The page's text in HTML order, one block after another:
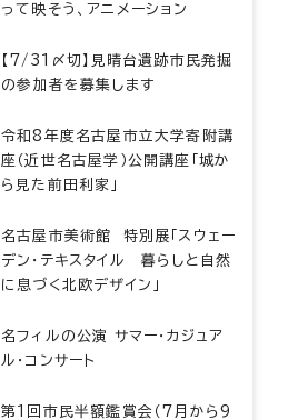
って映そう、アニメーション
【7/31〆切】見晴台遺跡市民発掘
の参加者を募集します
令和8年度名古屋市立大学寄附講
座（近世名古屋学）公開講座「城か
ら見た前田利家」
名古屋市美術館 特別展「スウェー
デン・テキスタイル 暮らしと自然
に息づく北欧デザイン」
名フィルの公演 サマー・カジュア
ル・コンサート
第1回市民半額鑑賞会（7月から9